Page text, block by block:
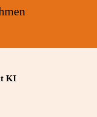
KI